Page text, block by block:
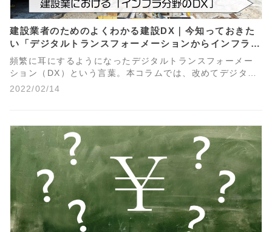
建設業者のためのよくわかる建設DX｜今知っておきた
い「デジタルトランスフォーメーションからインフラ分
野のDXまで」を徹底解説！
頻繁に耳にするようになったデジタルトランスフォーメー
ション（DX）という言葉。本コラムでは、改めてデジタル
トランスフォーメーションとは何かを分析し、その本質を
2022/02/14